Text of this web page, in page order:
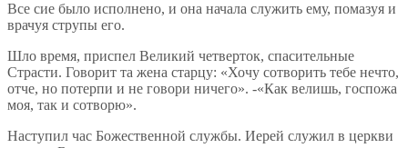
Все сие было исполнено, и она начала служить ему, помазуя и
врачуя струпы его.
Шло время, приспел Великий четверток, спасительные
Страсти. Говорит та жена старцу: «Хочу сотворить тебе нечто,
отче, но потерпи и не говори ничего». -«Как велишь, госпожа
моя, так и сотворю».
Наступил час Божественной службы. Иерей служил в церкви